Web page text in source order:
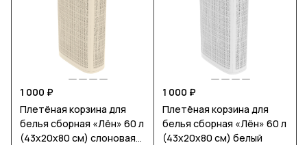
1 000 ₽
Плетёная корзина для
белья сборная «Лён» 60 л
(43х20х80 см) слоновая
1 000 ₽
Плетёная корзина для
белья сборная «Лён» 60 л
(43х20х80 см) белый